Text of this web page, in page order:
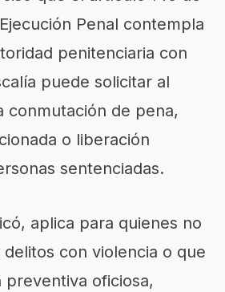
Penal contempla
penitenciaria con
puede solicitar al
conmutación de pena,
o liberación
sentenciadas.
aplica para quienes no
con violencia o que
oficiosa,